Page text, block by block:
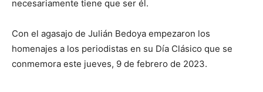
necesariamente tiene que ser él.
Con el agasajo de Julián Bedoya empezaron los
homenajes a los periodistas en su Día Clásico que se
conmemora este jueves, 9 de febrero de 2023.